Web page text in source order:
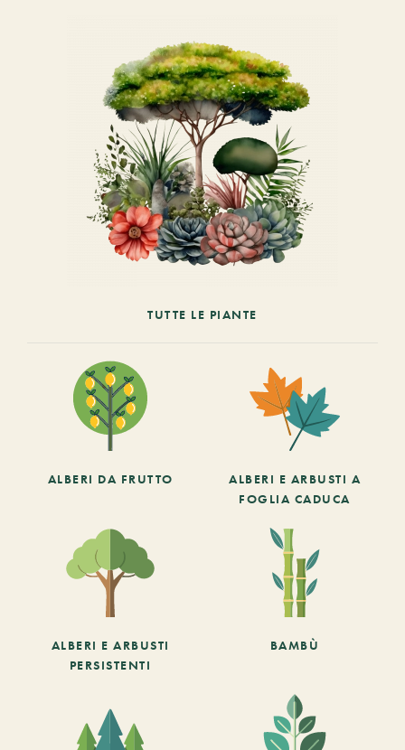
TUTTE LE PIANTE
ALBERI DA FRUTTO
ALBERI E ARBUSTI A
FOGLIA CADUCA
ALBERI E ARBUSTI
PERSISTENTI
BAMBÙ